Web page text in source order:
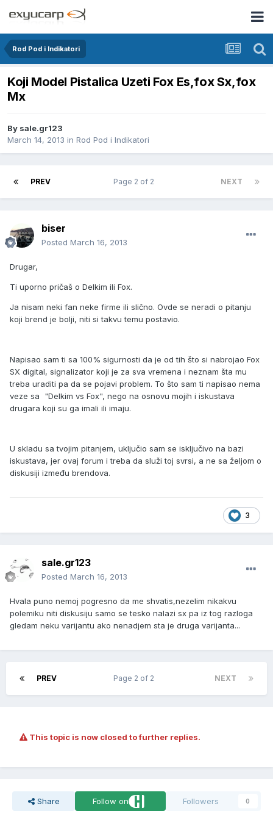
Rod Pod i Indikatori
Koji Model Pistalica Uzeti Fox Es,fox Sx,fox
Mx
By sale.gr123
March 14, 2013 in Rod Pod i Indikatori
PREV NEXT
Page 2 of 2
biser
Posted March 16, 2013
Drugar,
Ti uporno pričaš o Delkim ili Fox.
Ja nisam neki fan neke firme ili slično. Ovde se neradi o pitanju
koji brend je bolji, niti si takvu temu postavio.
Napisao sam ti sa 100% sigurnosti da je od tih što si nabrojao Fox
SX digital, signalizator koji je za sva vremena i neznam šta mu
treba uraditi pa da se pojavi problem. To što sam ti napisao nema
veze sa "Delkim vs Fox", nego na osnovu mojih i iskustava
drugara koji su ga imali ili imaju.
U skladu sa tvojim pitanjem, uključio sam se isključivo na bazi
iskustava, jer ovaj forum i treba da služi toj svrsi, a ne sa željom o
diskusiji između brendova.
3
sale.gr123
Posted March 16, 2013
Hvala puno nemoj pogresno da me shvatis,nezelim nikakvu
polemiku niti diskusiju samo se tesko nalazi sx pa iz tog razloga
gledam neku varijantu ako nenadjem sta je druga varijanta...
PREV NEXT
Page 2 of 2
This topic is now closed to further replies.
Share Follow on Followers 0